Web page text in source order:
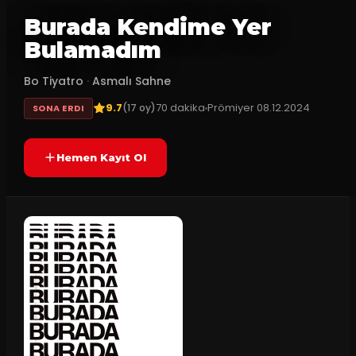
Burada Kendime Yer
Bulamadım
Bo Tiyatro · Asmalı Sahne
SONA ERDI 9.7(17 oy)70 dakikaPrömiyer 08.12.2024
Hemen Kayıt Ol